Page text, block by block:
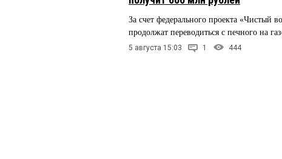
За счет федерального проекта «Чистый
продолжат переводиться с печного на
5 августа 15:03 1 444